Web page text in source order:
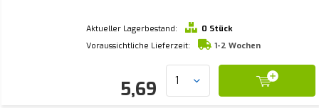
Aktueller Lagerbestand:
0 Stück
Voraussichtliche Lieferzeit:
1-2 Wochen
5,69